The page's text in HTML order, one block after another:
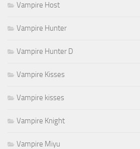
Vampire Host
Vampire Hunter
Vampire Hunter D
Vampire Kisses
Vampire kisses
Vampire Knight
Vampire Miyu